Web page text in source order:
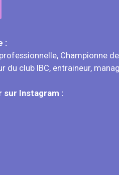
:
Championne
du club IBC, entraineur,
sur Instagram :